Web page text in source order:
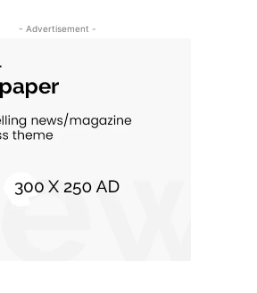
- Advertisement -